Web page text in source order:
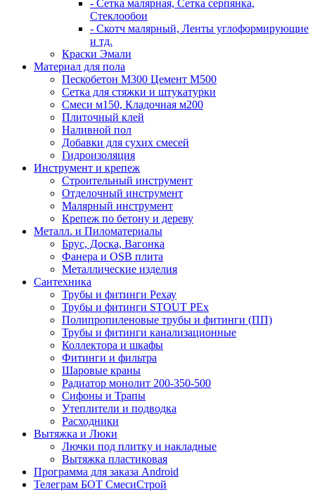
- Сетка малярная, Сетка серпянка,
Стеклообои
- Скотч малярный, Ленты углоформирующие
и тд.
Краски Эмали
Материал для пола
Пескобетон М300 Цемент М500
Сетка для стяжки и штукатурки
Смеси м150, Кладочная м200
Плиточный клей
Наливной пол
Добавки для сухих смесей
Гидроизоляция
Инструмент и крепеж
Строительный инструмент
Отделочный инструмент
Малярный инструмент
Крепеж по бетону и дереву
Металл. и Пиломатериалы
Брус, Доска, Вагонка
Фанера и OSB плита
Металлические изделия
Сантехника
Трубы и фитинги Рехау
Трубы и фитинги STOUT PEx
Полипропиленовые трубы и фитинги (ПП)
Трубы и фитинги канализационные
Коллектора и шкафы
Фитинги и фильтра
Шаровые краны
Радиатор монолит 200-350-500
Сифоны и Трапы
Утеплители и подводка
Расходники
Вытяжка и Люки
Лючки под плитку и накладные
Вытяжка пластиковая
Программа для заказа Android
Телеграм БОТ СмесиСтрой